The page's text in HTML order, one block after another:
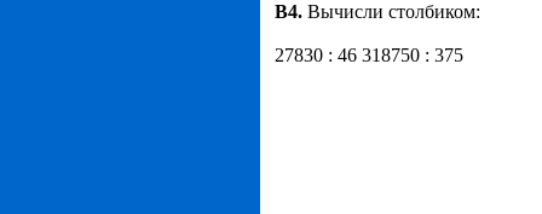
B4. Вычисли столбиком:
27830 : 46 318750 : 375